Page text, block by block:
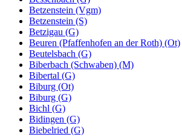
Betzenstein (Vgm)
Betzenstein (S)
Betzigau (G)
Beuren (Pfaffenhofen an der Roth) (Ot)
Beutelsbach (G)
Biberbach (Schwaben) (M)
Bibertal (G)
Biburg (Ot)
Biburg (G)
Bichl (G)
Bidingen (G)
Biebelried (G)